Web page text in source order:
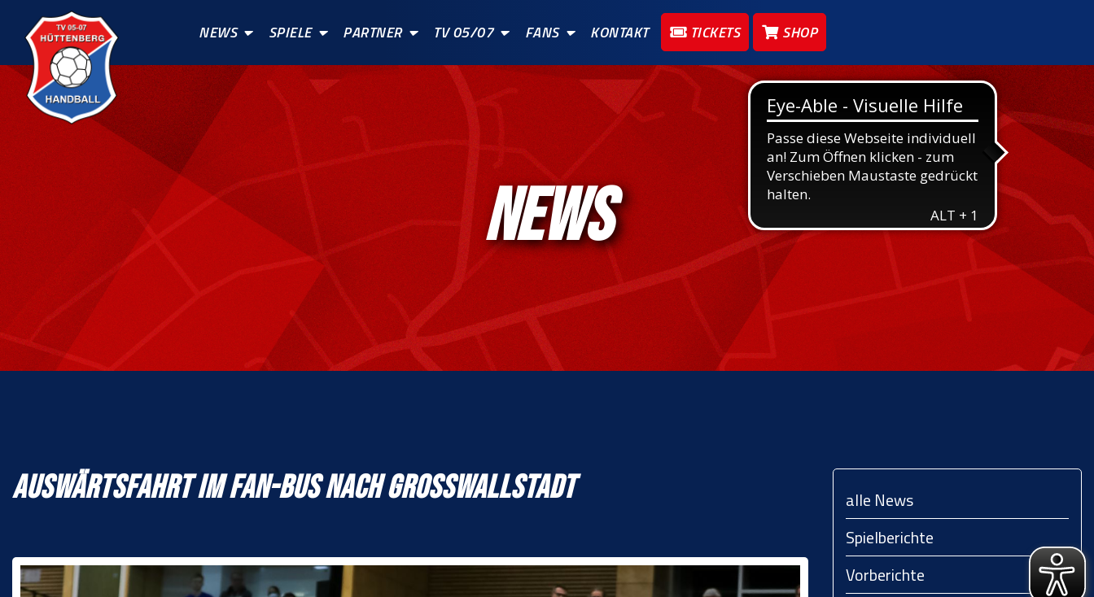
NEWS SPIELE PARTNER TV 05/07 FANS KONTAKT TICKETS SHOP
NEWS
AUSWÄRTSFAHRT IM FAN-BUS NACH GROSSWALLSTADT
alle News
Spielberichte
Vorberichte